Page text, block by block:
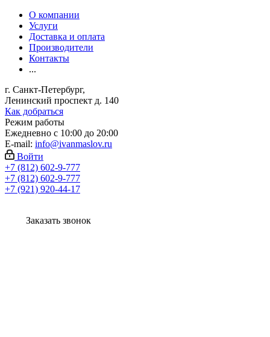
О компании
Услуги
Доставка и оплата
Производители
Контакты
...
г. Санкт-Петербург,
Ленинский проспект д. 140
Как добраться
Режим работы
Ежедневно с 10:00 до 20:00
E-mail: info@ivanmaslov.ru
Войти
+7 (812) 602-9-777
+7 (812) 602-9-777
+7 (921) 920-44-17
Заказать звонок